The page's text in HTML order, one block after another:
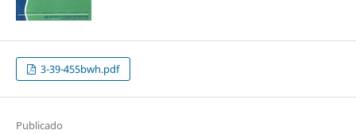
3-39-455bwh.pdf
Publicado